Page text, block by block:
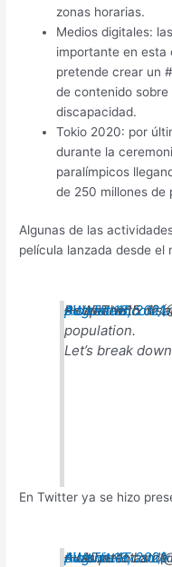
zonas horarias.
Medios digitales:
importante en esta
pretende crear un
de contenido
discapacidad.
Tokio 2020: por
durante la
paralímpicos
de 250 millones de
Algunas de las
película lanzada desde el
People with
population.
Let’s break
#WeThe15
pic.twitter.com/
— WeThe15 💜
August 18, 2021
En Twitter ya se hizo
A las puertas
#WeThe15
pic.twitter.com/
— Alberto Lati
August 19, 2021